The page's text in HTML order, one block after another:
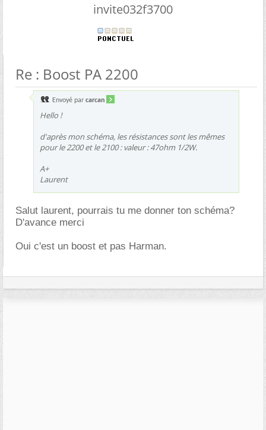
invite032f3700
Re : Boost PA 2200
Envoyé par carcan
Hello !
d'après mon schéma, les résistances sont les mêmes
pour le 2200 et le 2100 : valeur : 47ohm 1/2W.
A+
Laurent
Salut laurent, pourrais tu me donner ton schéma?
D'avance merci
Oui c'est un boost et pas Harman.